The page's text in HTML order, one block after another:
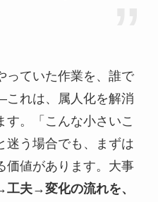
っていた作業を、誰で
れは、属人化を解消
す。「こんな小さいこ
迷う場合でも、まずは
価値があります。大事
夫→変化の流れを、